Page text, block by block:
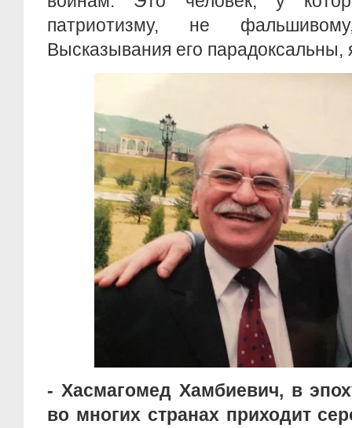
патриотизму, не
Высказывания его
- Хасмагомед Хамбиевич, в
во многих странах приходит